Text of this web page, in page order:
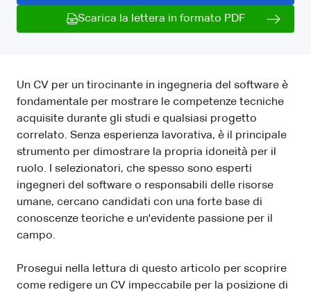
Scarica la lettera in formato PDF
Un CV per un tirocinante in ingegneria del software è
fondamentale per mostrare le competenze tecniche
acquisite durante gli studi e qualsiasi progetto
correlato. Senza esperienza lavorativa, è il principale
strumento per dimostrare la propria idoneità per il
ruolo. I selezionatori, che spesso sono esperti
ingegneri del software o responsabili delle risorse
umane, cercano candidati con una forte base di
conoscenze teoriche e un'evidente passione per il
campo.
Prosegui nella lettura di questo articolo per scoprire
come redigere un CV impeccabile per la posizione di